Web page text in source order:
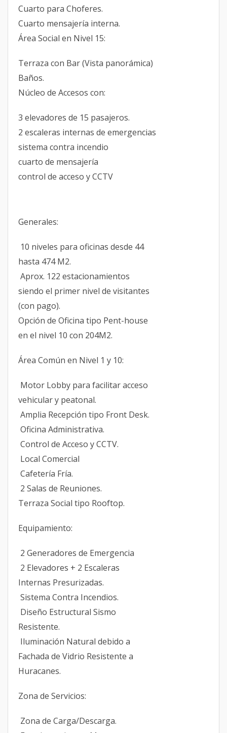
Cuarto para Choferes.
Cuarto mensajería interna.
Área Social en Nivel 15:
Terraza con Bar (Vista panorámica)
Baños.
Núcleo de Accesos con:
3 elevadores de 15 pasajeros.
2 escaleras internas de emergencias
sistema contra incendio
cuarto de mensajería
control de acceso y CCTV
Generales:
10 niveles para oficinas desde 44
hasta 474 M2.
Aprox. 122 estacionamientos
siendo el primer nivel de visitantes
(con pago).
Opción de Oficina tipo Pent-house
en el nivel 10 con 204M2.
Área Común en Nivel 1 y 10:
Motor Lobby para facilitar acceso
vehicular y peatonal.
Amplia Recepción tipo Front Desk.
Oficina Administrativa.
Control de Acceso y CCTV.
Local Comercial
Cafetería Fría.
2 Salas de Reuniones.
Terraza Social tipo Rooftop.
Equipamiento:
2 Generadores de Emergencia
2 Elevadores + 2 Escaleras
Internas Presurizadas.
Sistema Contra Incendios.
Diseño Estructural Sismo
Resistente.
Iluminación Natural debido a
Fachada de Vidrio Resistente a
Huracanes.
Zona de Servicios:
Zona de Carga/Descarga.